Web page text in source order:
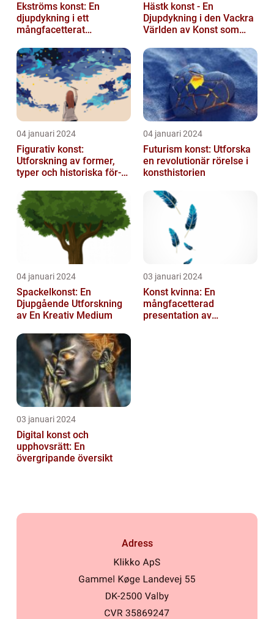
Ekströms konst: En
djupdykning i ett
mångfacetterat
Hästk konst - En
Djupdykning i den Vackra
Världen av Konst som
04 januari 2024
Figurativ konst:
Utforskning av former,
typer och historiska för-
04 januari 2024
Futurism konst: Utforska
en revolutionär rörelse i
konsthistorien
04 januari 2024
Spackelkonst: En
Djupgående Utforskning
av En Kreativ Medium
03 januari 2024
Konst kvinna: En
mångfacetterad
presentation av
03 januari 2024
Digital konst och
upphovsrätt: En
övergripande översikt
Adress